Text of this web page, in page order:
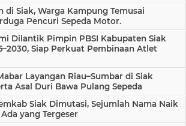
di Siak, Warga Kampung Temusai
Pencuri Sepeda Motor.
Dilantik Pimpin PBSI Kabupaten Siak
Siap Perkuat Pembinaan Atlet
Layangan Riau–Sumbar di Siak
Asal Duri Bawa Pulang Sepeda
Siak Dimutasi, Sejumlah Nama Naik
yang Tergeser